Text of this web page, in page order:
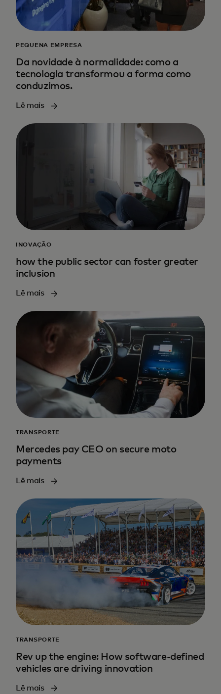
PEQUENA EMPRESA
Da novidade à normalidade: como a
tecnologia transformou a forma como
conduzimos.
Lê mais
INOVAÇÃO
how the public sector can foster greater
inclusion
Lê mais
TRANSPORTE
Mercedes pay CEO on secure moto
payments
Lê mais
TRANSPORTE
Rev up the engine: How software-defined
vehicles are driving innovation
Lê mais